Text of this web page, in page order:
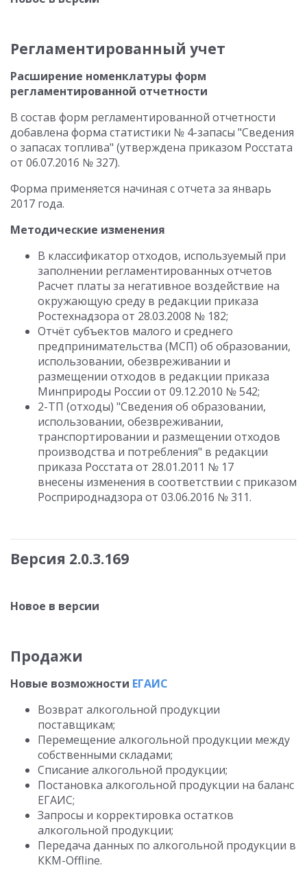
Регламентированный учет
Расширение номенклатуры форм
регламентированной отчетности
В состав форм регламентированной отчетности
добавлена форма статистики № 4-запасы "Сведения
о запасах топлива" (утверждена приказом Росстата
от 06.07.2016 № 327).
Форма применяется начиная с отчета за январь
2017 года.
Методические изменения
В классификатор отходов, используемый при
заполнении регламентированных отчетов
Расчет платы за негативное воздействие на
окружающую среду в редакции приказа
Ростехнадзора от 28.03.2008 № 182;
Отчёт субъектов малого и среднего
предпринимательства (МСП) об образовании,
использовании, обезвреживании и
размещении отходов в редакции приказа
Минприроды России от 09.12.2010 № 542;
2-ТП (отходы) "Сведения об образовании,
использовании, обезвреживании,
транспортировании и размещении отходов
производства и потребления" в редакции
приказа Росстата от 28.01.2011 № 17
внесены изменения в соответствии с приказом
Росприроднадзора от 03.06.2016 № 311.
Версия 2.0.3.169
Новое в версии
Продажи
Новые возможности ЕГАИС
Возврат алкогольной продукции
поставщикам;
Перемещение алкогольной продукции между
собственными складами;
Списание алкогольной продукции;
Постановка алкогольной продукции на баланс
ЕГАИС;
Запросы и корректировка остатков
алкогольной продукции;
Передача данных по алкогольной продукции в
ККМ-Offline.